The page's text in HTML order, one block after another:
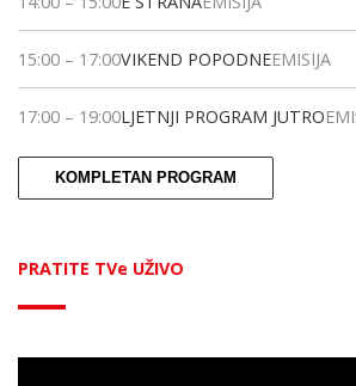
15:00 – 17:00VIKEND POPODNEEMISIJA
17:00 – 19:00LJETNJI PROGRAM JUTRO
KOMPLETAN PROGRAM
PRATITE TVe UŽIVO